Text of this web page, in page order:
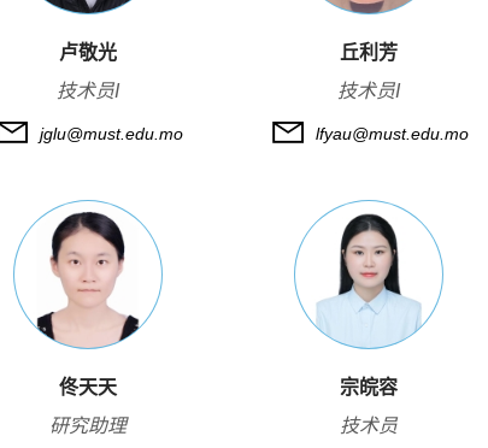
卢敬光
技术员I
jglu@must.edu.mo
丘利芳
技术员I
lfyau@must.edu.mo
佟天天
研究助理
宗皖容
技术员